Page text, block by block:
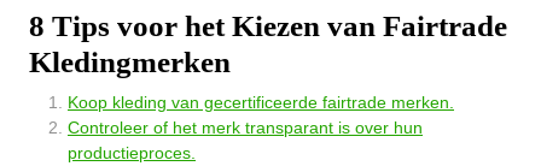
8 Tips voor het Kiezen van Fairtrade
Kledingmerken
Koop kleding van gecertificeerde fairtrade merken.
Controleer of het merk transparant is over hun
productieproces.